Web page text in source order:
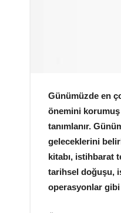
Günümüzde en
önemini
tanımlanır.
geleceklerini
kitabı, istihbarat
tarihsel doğuşu,
operasyonlar gibi